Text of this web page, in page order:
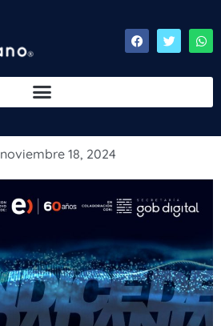
noviembre 18, 2024